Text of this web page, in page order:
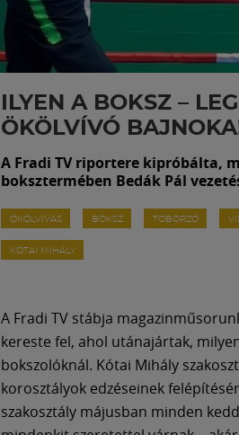
ILYEN A BOKSZ –
ÖKÖLVÍVÓ
A Fradi TV riportere kipróbálta,
boksztermében Bedák Pál
ÖKÖLVÍVÁS BOKSZ TOBORZÓ
KÓTAI MIHÁLY
A Fradi TV stábja
kereste fel, ahol utánajártak,
bokszolóknál. Kótai Mihály
korosztályok edzéseinek
szakosztály májusban minden